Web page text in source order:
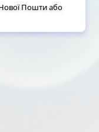
Нової Пошти або